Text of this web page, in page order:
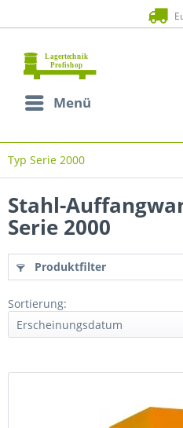
Menü
Typ Serie 2000
Stahl-
Serie 2000
Produktfilter
Sortierung: